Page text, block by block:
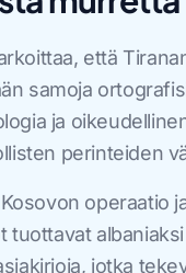
että
samoja
ja
perinteiden
Kosovon operaatio
tuottavat
jotka